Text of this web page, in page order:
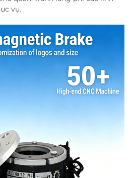
vụ.